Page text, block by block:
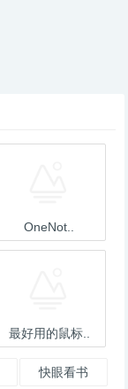
OneNot..
最好用的鼠标..
快眼看书